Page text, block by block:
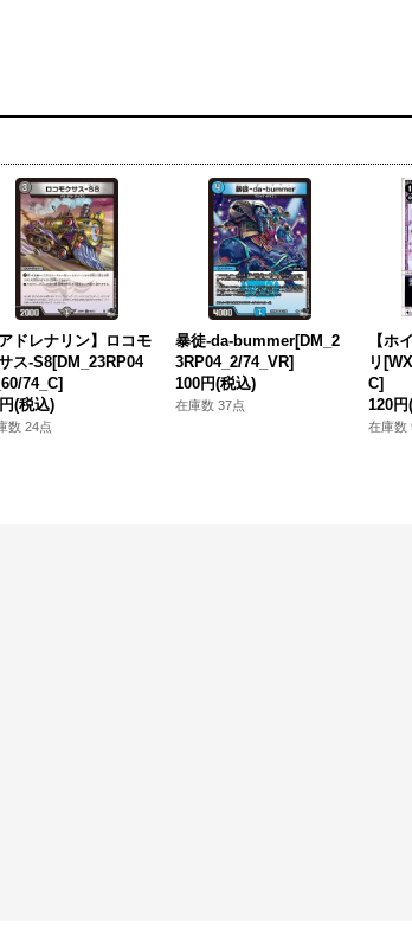
アドレナリン】ロコモ
ス-S8[DM_23RP04
74_C]
(税込)
数 24点
暴徒-da-bummer[DM_2
3RP04_2/74_VR]
100円(税込)
在庫数 37点
【ホ
リ
C]
120円
在庫数